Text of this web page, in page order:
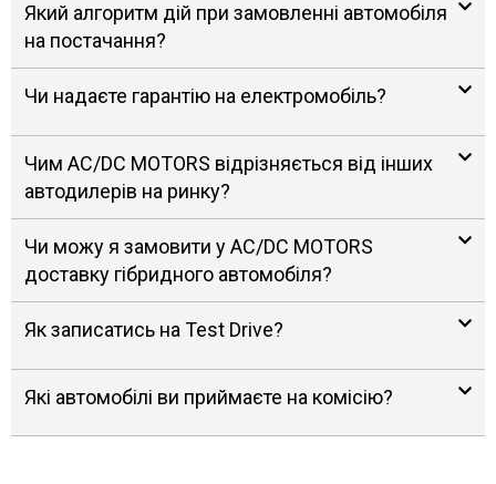
Який алгоритм дій при замовленні автомобіля
на постачання?
Чи надаєте гарантію на електромобіль?
Чим AC/DC MOTORS відрізняється від інших
автодилерів на ринку?
Чи можу я замовити у AC/DC MOTORS
доставку гібридного автомобіля?
Як записатись на Test Drive?
Які автомобілі ви приймаєте на комісію?